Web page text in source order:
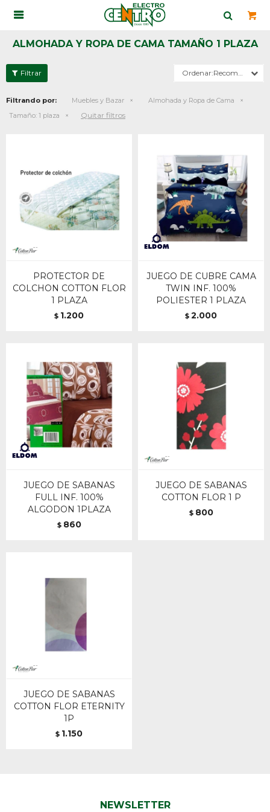

ALMOHADA Y ROPA DE CAMA TAMAÑO 1 PLAZA
Recomendados
Filtrando por: Muebles y Bazar
Almohada y Ropa de Cama
Tamaño: 1 plaza Quitar filtros
PROTECTOR DE
COLCHON COTTON FLOR
1 PLAZA
$ 1.200
JUEGO DE CUBRE CAMA
TWIN INF. 100%
POLIESTER 1 PLAZA
$ 2.000
JUEGO DE SABANAS
FULL INF. 100%
ALGODON 1PLAZA
$ 860
JUEGO DE SABANAS
COTTON FLOR 1 P
$ 800
JUEGO DE SABANAS
COTTON FLOR ETERNITY
1P
$ 1.150
NEWSLETTER